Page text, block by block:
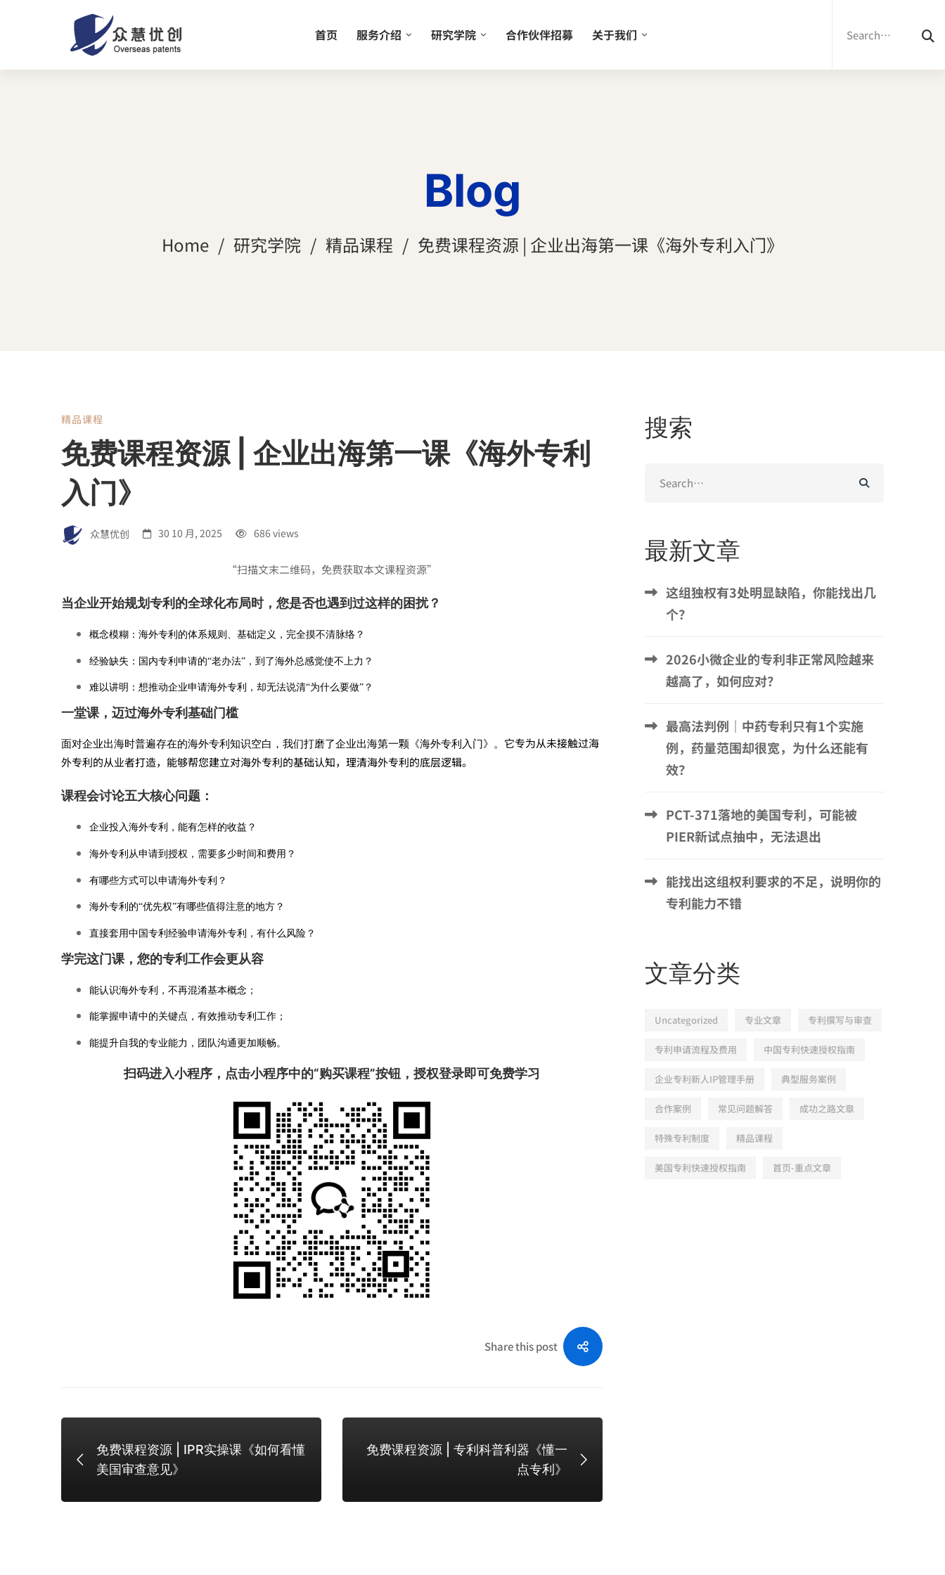
首页 服务介绍 研究学院 合作伙伴招募 关于我们
Blog
Home 研究学院 精品课程 免费课程资源 | 企业出海第一课《海外专利入门》
免
费
课
资
源
|
企
业
出
海
第
一
课
精品课程
免费课程资源 | 企业出海第一课《海外专利
入门》
众慧优创 30 10 月, 2025 686 views
“扫描文末二维码，免费获取本文课程资源”
当企业开始规划专利的全球化布局时，您是否也遇到过这样的困扰？
概念模糊 ：海外专利的体系规则、基础定义，完全摸不清脉络？
经验缺失 ：国内专利申请的“老办法”，到了海外总感觉使不上力？
难以讲明 ：想推动企业申请海外专利，却无法说清“为什么要做”？
一堂课，迈过海外专利基础门槛
面对企业出海时普遍存在的海外专利知识空白，我们打磨了企业出海第一颗 《海外专利入门》。 它专为从未接触过海
外专利的从业者打造，能够帮您建立对海外专利的基础认知，理清海外专利的底层逻辑。
课程会讨论五大核心问题：
企业投入海外专利，能有怎样的收益？
海外专利从申请到授权，需要多少时间和费用？
有哪些方式可以申请海外专利？
海外专利的“优先权”有哪些值得注意的地方？
直接套用中国专利经验申请海外专利，有什么风险？
学完这门课，您的专利工作会更从容
能认识海外专利， 不再混淆基本概念；
能掌握申请中的关键点，有效推动专利工作；
能提升自我的专业能力，团队沟通更加顺畅。
扫码进入小程序，点击小程序中的“购买课程”按钮，授权登录即可免费学习
Share this post
免费课程资源 | IPR实操课《如何看懂
美国审查意见》
免费课程资源 | 专利科普利器《懂一
点专利》
搜索
for:
最新文章
这组独权有3处明显缺陷，你能找出几
个？
2026小微企业的专利非正常风险越来
越高了，如何应对？
最高法判例｜中药专利只有1个实施
例，药量范围却很宽，为什么还能有
效？
PCT-371落地的美国专利，可能被
PIER新试点抽中，无法退出
能找出这组权利要求的不足，说明你的
专利能力不错
文章分类
Uncategorized 专业文章 专利撰写与审查
专利申请流程及费用 中国专利快速授权指南
企业专利新人IP管理手册 典型服务案例
合作案例 常见问题解答 成功之路文章
特殊专利制度 精品课程
美国专利快速授权指南 首页-重点文章